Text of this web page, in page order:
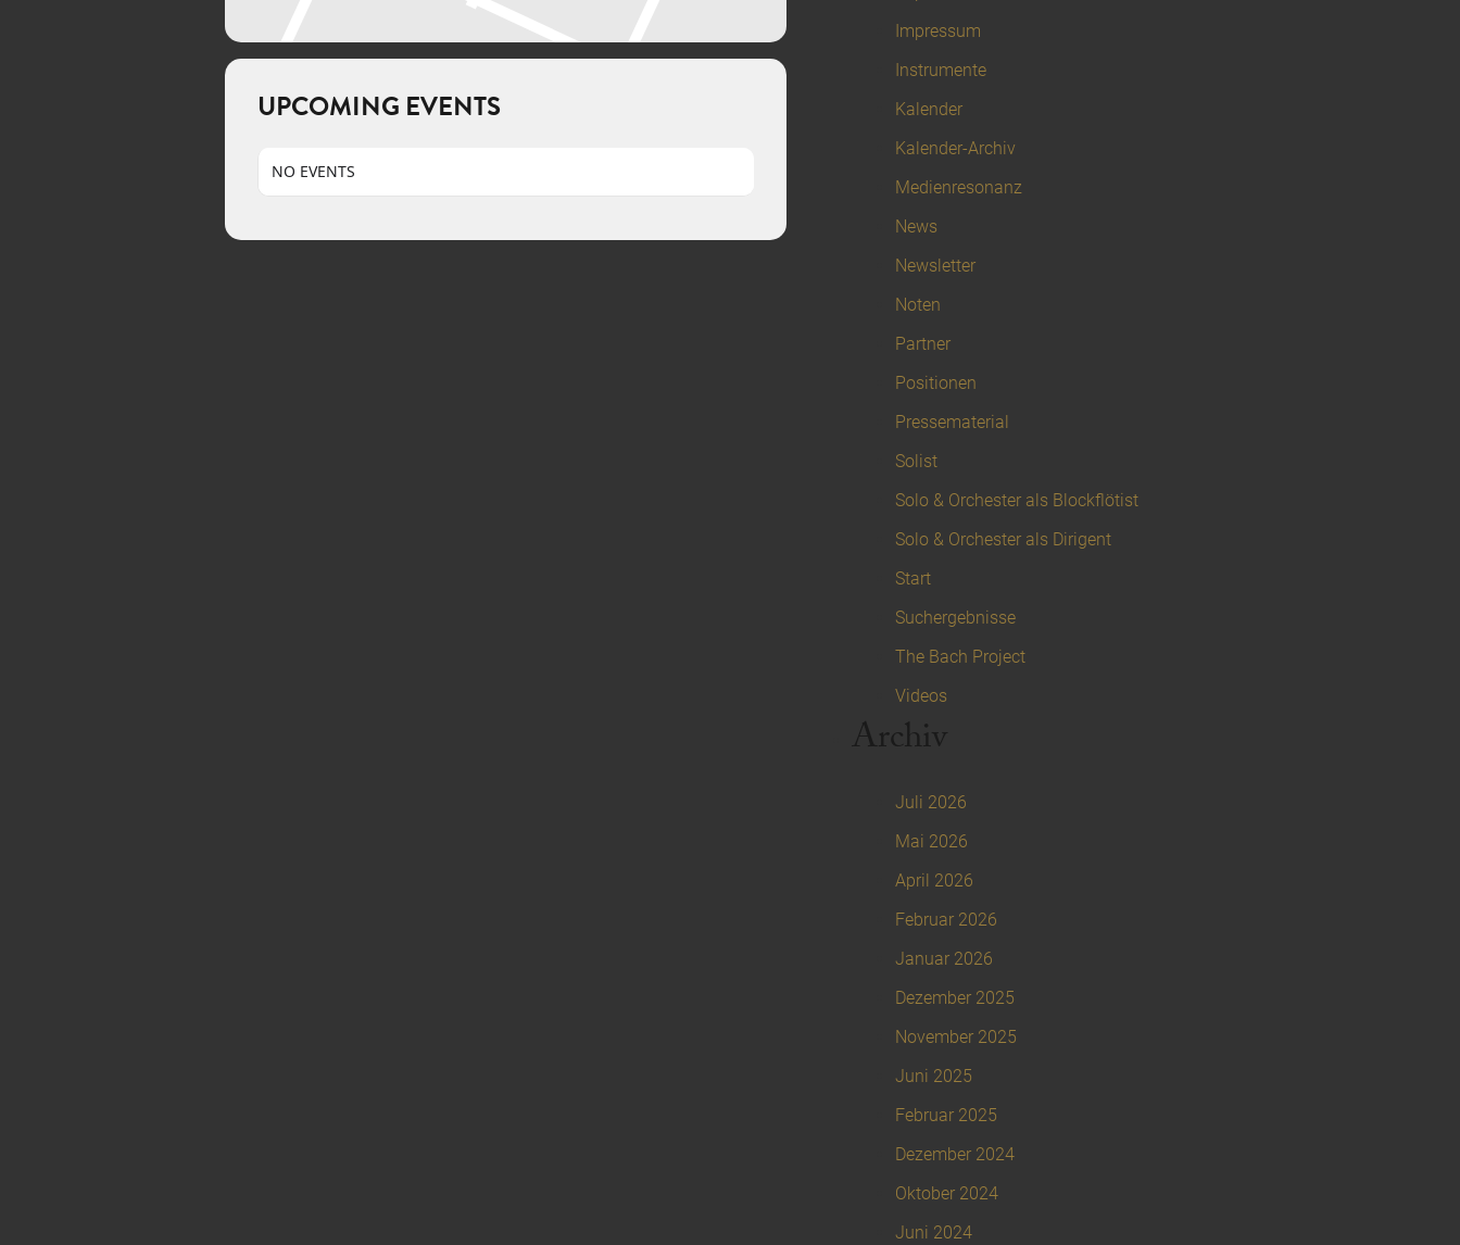
UPCOMING EVENTS
NO EVENTS
Impressum
Instrumente
Kalender
Kalender-Archiv
Medienresonanz
News
Newsletter
Noten
Partner
Positionen
Pressematerial
Solist
Solo & Orchester als Blockflötist
Solo & Orchester als Dirigent
Start
Suchergebnisse
The Bach Project
Videos
Archiv
Juli 2026
Mai 2026
April 2026
Februar 2026
Januar 2026
Dezember 2025
November 2025
Juni 2025
Februar 2025
Dezember 2024
Oktober 2024
Juni 2024